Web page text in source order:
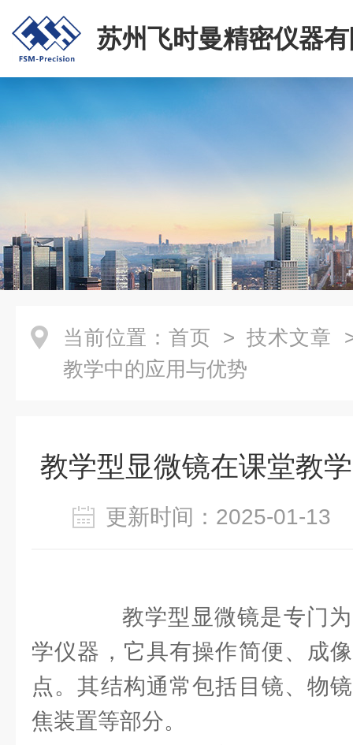
苏州飞时曼精密仪器
当前位置： 首页 > 技术文章
教学中的应用与优势
教学型显微镜在课堂教
更新时间：2025-01-
教学型显微镜是专门为
学仪器，它具有操作简便、成
点。其结构通常包括目镜、物
焦装置等部分。